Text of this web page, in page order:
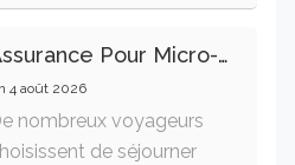
Assurance Pour Micro-Entrepreneur : Les Garanties Essentielles À Connaître
4 août 2026
nombreux voyageurs
de séjourner